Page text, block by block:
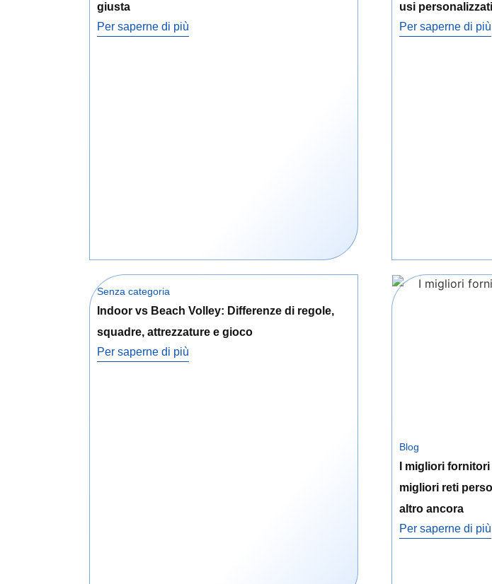
giusta
Per saperne di più
usi personalizzati
Per saperne di più
Senza categoria
Indoor vs Beach Volley: Differenze di regole,
squadre, attrezzature e gioco
Per saperne di più
Blog
I migliori
migliori reti
altro ancora
Per saperne di più